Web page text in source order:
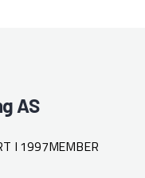
AS
I 1997MEMBER